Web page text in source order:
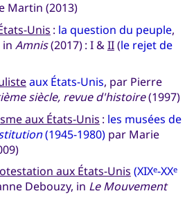
Martin (2013)
Unis : la question du peuple,
in Amnis(2017) : I &II(le rejet de
aux États-Unis, par Pierre
siècle, revue d'histoire(1997)
aux États-Unis : les musées de
(1945-1980)par Marie
aux États-Unis (XIXe-XXe
Debouzy, in Le Mouvement